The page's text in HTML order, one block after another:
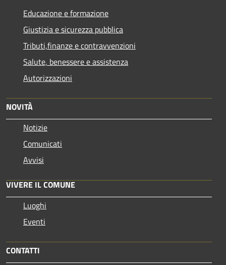
Educazione e formazione
Giustizia e sicurezza pubblica
Tributi,finanze e contravvenzioni
Salute, benessere e assistenza
Autorizzazioni
NOVITÀ
Notizie
Comunicati
Avvisi
VIVERE IL COMUNE
Luoghi
Eventi
CONTATTI